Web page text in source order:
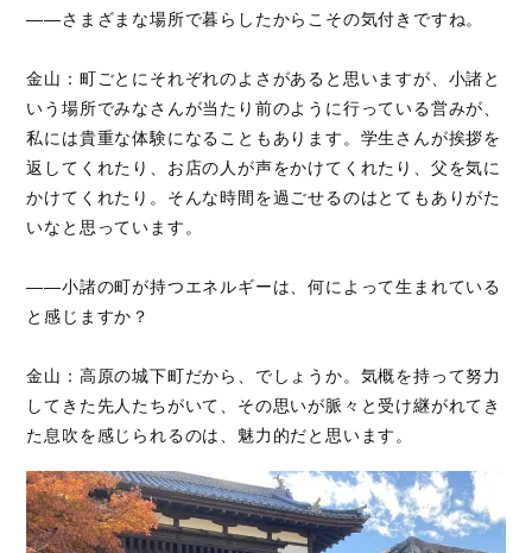
――さまざまな場所で暮らしたからこその気付きですね。
金山：町ごとにそれぞれのよさがあると思いますが、小諸と
いう場所でみなさんが当たり前のように行っている営みが、
私には貴重な体験になることもあります。学生さんが挨拶を
返してくれたり、お店の人が声をかけてくれたり、父を気に
かけてくれたり。そんな時間を過ごせるのはとてもありがた
いなと思っています。
――小諸の町が持つエネルギーは、何によって生まれている
と感じますか？
金山：高原の城下町だから、でしょうか。気概を持って努力
してきた先人たちがいて、その思いが脈々と受け継がれてき
た息吹を感じられるのは、魅力的だと思います。